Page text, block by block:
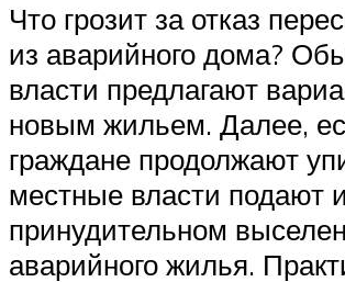
Что грозит за отказ
из аварийного дома?
власти предлагают
новым жильем. Далее,
граждане продолжают
местные власти подают
принудительном
аварийного жилья.